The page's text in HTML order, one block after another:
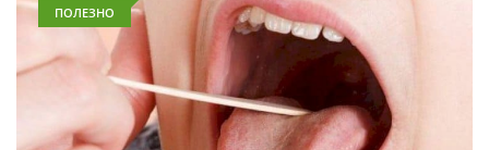
ПОЛЕЗНО